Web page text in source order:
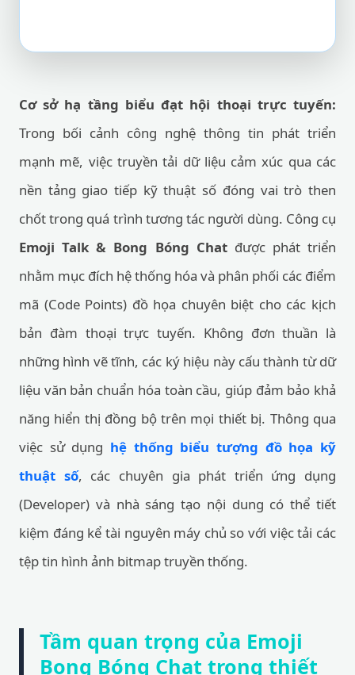
Cơ sở hạ tầng biểu đạt hội thoại trực tuyến:
Trong bối cảnh công nghệ thông tin phát triển
mạnh mẽ, việc truyền tải dữ liệu cảm xúc qua các
nền tảng giao tiếp kỹ thuật số đóng vai trò then
chốt trong quá trình tương tác người dùng. Công cụ
Emoji Talk & Bong Bóng Chatđược phát triển
nhằm mục đích hệ thống hóa và phân phối các điểm
mã (Code Points) đồ họa chuyên biệt cho các kịch
bản đàm thoại trực tuyến. Không đơn thuần là
những hình vẽ tĩnh, các ký hiệu này cấu thành từ dữ
liệu văn bản chuẩn hóa toàn cầu, giúp đảm bảo khả
năng hiển thị đồng bộ trên mọi thiết bị. Thông qua
việc sử dụng hệ thống biểu tượng đồ họa kỹ
thuật số, các chuyên gia phát triển ứng dụng
(Developer) và nhà sáng tạo nội dung có thể tiết
kiệm đáng kể tài nguyên máy chủ so với việc tải các
tệp tin hình ảnh bitmap truyền thống.
Tầm quan trọng của Emoji
Bong Bóng Chat trong thiết